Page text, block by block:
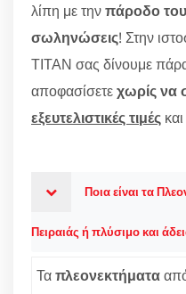
λίπη με τηνπάροδο
σωληνώσεις! Στην
ΤΙΤΑΝ σας δίνουμε
αποφασίσετεχωρίς να
εξευτελιστικές τιμές και
Ποια είναι τα
Πειραιάς ή πλύσιμο και
Ταπλεονεκτήματα